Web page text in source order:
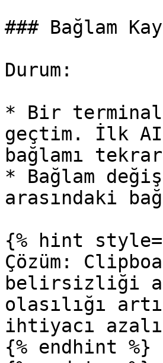
### Bağlam
Durum:
* Bir
geçtim. İlk AI
bağlamı
* Bağlam
arasındaki
{% hint
Çözüm:
belirsizliği
olasılığı
ihtiyacı
{% endhint %}